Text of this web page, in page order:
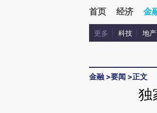
首页 经济 金
更多 科技 地产
金融 >要闻 >正文
独